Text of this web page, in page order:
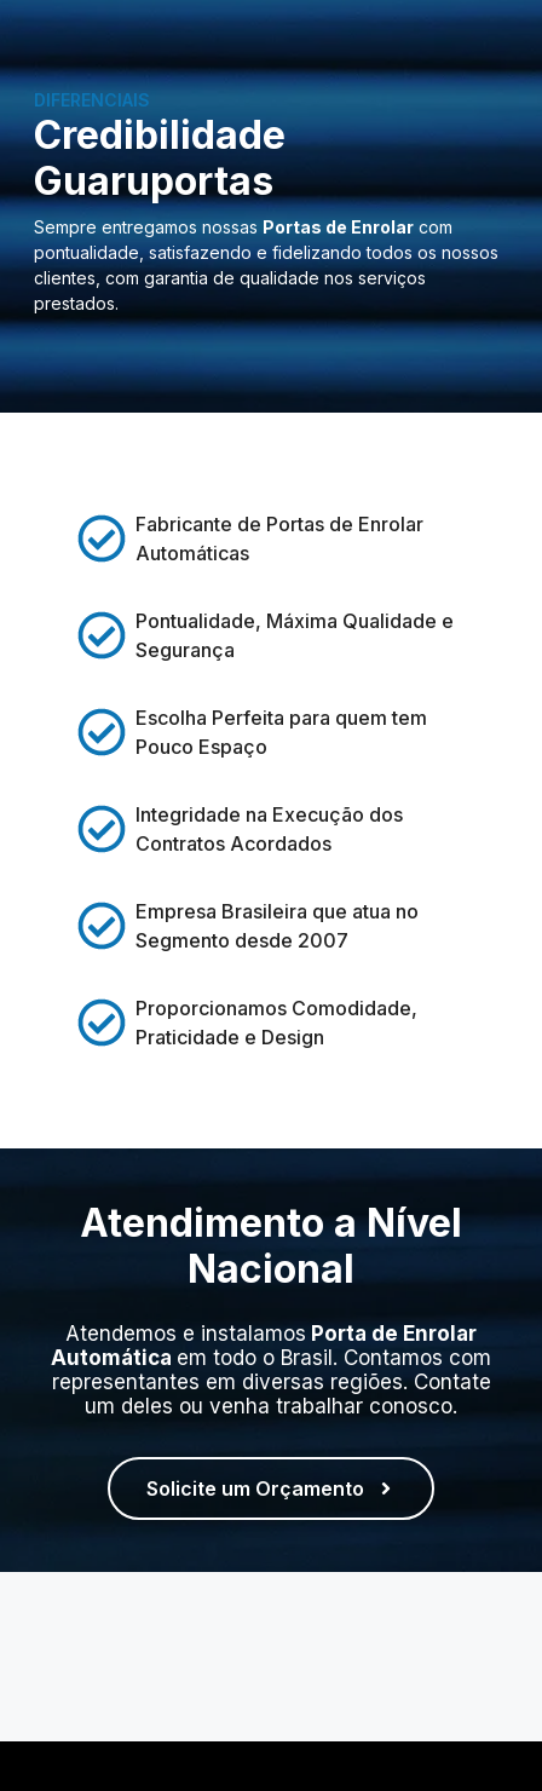
DIFERENCIAIS
Credibilidade
Guaruportas
Sempre entregamos nossas Portas de Enrolar com
pontualidade, satisfazendo e fidelizando todos os nossos
clientes, com garantia de qualidade nos serviços
prestados.
Fabricante de Portas de Enrolar
Automáticas
Pontualidade, Máxima Qualidade e
Segurança
Escolha Perfeita para quem tem
Pouco Espaço
Integridade na Execução dos
Contratos Acordados
Empresa Brasileira que atua no
Segmento desde 2007
Proporcionamos Comodidade,
Praticidade e Design
Atendimento a Nível
Nacional
Atendemos e instalamos Porta de Enrolar
Automática em todo o Brasil. Contamos com
representantes em diversas regiões. Contate
um deles ou venha trabalhar conosco.
Solicite um Orçamento